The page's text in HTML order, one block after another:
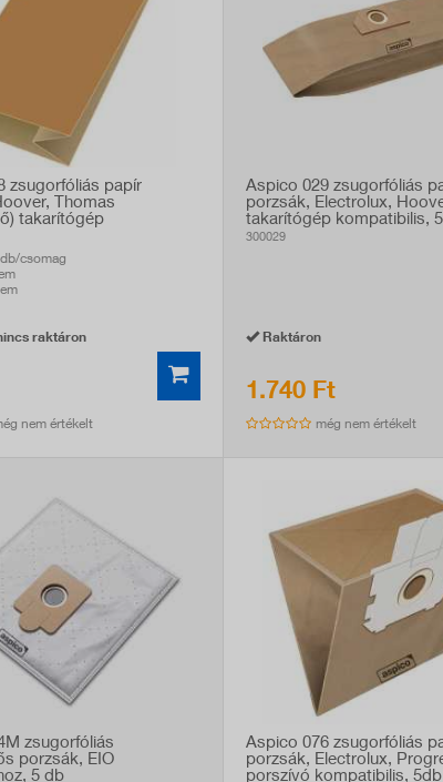
zsugorfóliás papír
Thomas
takarítógép
5db
csomag
raktáron
nem értékelt
Aspico 029 zsugorfóliás
porzsák, Electrolux,
takarítógép kompatibilis,
300029
Raktáron
1.740 Ft
még nem értékelt
zsugorfóliás
porzsák, EIO
5 db
Aspico 076 zsugorfóliás
porzsák, Electrolux,
porszívó kompatibilis, 5db